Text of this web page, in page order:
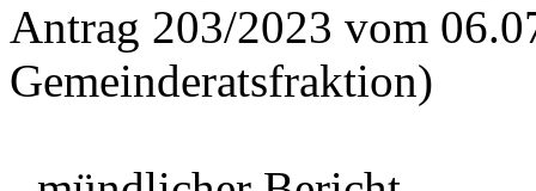
Antrag 203/2023 vom
Gemeinderatsfraktion)